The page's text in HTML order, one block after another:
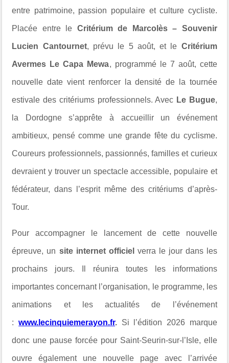
entre patrimoine, passion populaire et culture cycliste.
Placée entre le Critérium de Marcolès – Souvenir
Lucien Cantournet, prévu le 5 août, et le Critérium
Avermes Le Capa Mewa, programmé le 7 août, cette
nouvelle date vient renforcer la densité de la tournée
estivale des critériums professionnels. Avec Le Bugue,
la Dordogne s’apprête à accueillir un événement
ambitieux, pensé comme une grande fête du cyclisme.
Coureurs professionnels, passionnés, familles et curieux
devraient y trouver un spectacle accessible, populaire et
fédérateur, dans l’esprit même des critériums d’après-
Tour.
Pour accompagner le lancement de cette nouvelle
épreuve, un site internet officiel verra le jour dans les
prochains jours. Il réunira toutes les informations
importantes concernant l’organisation, le programme, les
animations et les actualités de l’événement
:www.lecinquiemerayon.fr. Si l’édition 2026 marque
donc une pause forcée pour Saint-Seurin-sur-l’Isle, elle
ouvre également une nouvelle page avec l’arrivée